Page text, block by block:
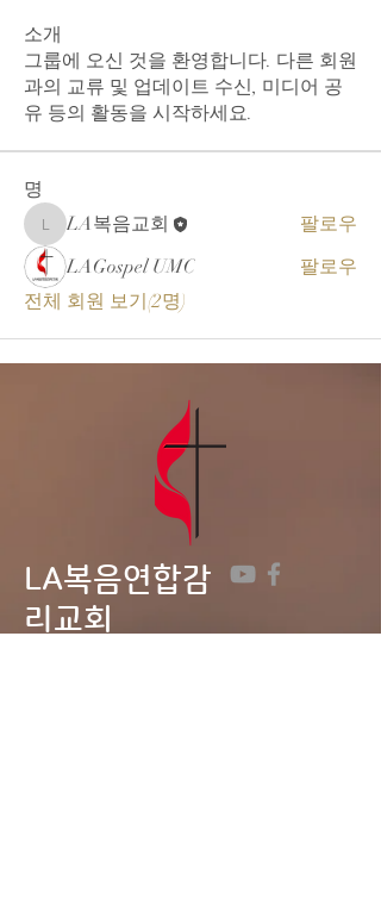
소개
그룹에 오신 것을 환영합니다. 다른 회원
과의 교류 및 업데이트 수신, 미디어 공
유 등의 활동을 시작하세요.
명
LA복음교회
LA복음교회
팔로우
LAGospel UMC
팔로우
전체 회원 보기(2명)
LA복음연합감
리교회